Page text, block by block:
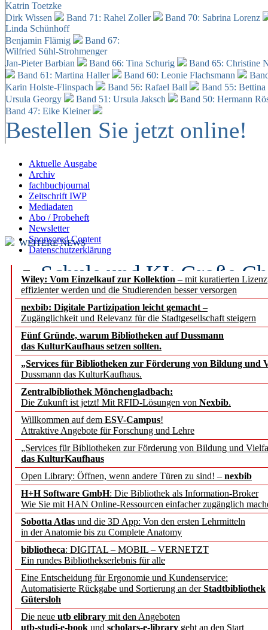
Katrin Toetzke
Dirk Wissen
Band 71: Rahel Zoller
Band 70: Sabrina Lorenz
Linda Schünhoff
Benjamin Flämig
Band 67:
Wilfried Sühl-Strohmenger
Jan-Pieter Barbian
Band 66: Tina Schurig
Band 65: Christine
Band 61: Martina Haller
Band 60: Leonie Flachsmann
Karin Holste-Flinspach
Band 56: Rafael Ball
Band 55:
Ursula Georgy
Band 51: Ursula Jaksch Band 50: Hermann
Band 47: Eike Kleiner
Bestellen Sie jetzt online!
Aktuelle Ausgabe
Archiv
fachbuchjournal
Zeitschrift IWP
Mediadaten
Abo / Probeheft
Newsletter
Sponsored Content
Datenschutzerklärung
Wiley: Vom Einzelkauf zur Kollektion – mit kuratierten
effizienter werden und die Studierenden besser versorgen
nexbib: Digitale Partizipation leicht gemacht –
Zugänglichkeit und Relevanz für die Stadtgesellschaft steigern
Fünf Gründe, warum Bibliotheken auf Dussmann
das KulturKaufhaus setzen sollten.
„Services für Bibliotheken zur Förderung von Bildung und
Dussmann das KulturKaufhaus.
Zentralbibliothek Mönchengladbach:
Die Zukunft ist jetzt! Mit RFID-Lösungen von Nexbib.
Willkommen auf dem ESV-Campus!
Attraktive Angebote für Forschung und Lehre
„Services für Bibliotheken zur Förderung von Bildung und
das KulturKaufhaus
Open Library: Öffnen, wenn andere Türen zu sind! – nexbib
H+H Software GmbH: Die Bibliothek als Information-Broker
Wie Sie mit HAN Online-Ressourcen einfacher zugänglich
Sobotta Atlas und die 3D App: Von den ersten Lehrmitteln
in der Anatomie bis zu Complete Anatomy
bibliotheca: DIGITAL – MOBIL – VERNETZT
Ein rundes Bibliothekserlebnis für alle
Eine Entscheidung für Ergonomie und Kundenservice:
Automatisierte Rückgabe und Sortierung an derStadtbibliothek
Gütersloh
Die neue utb elibrary mit den Angeboten
utb-studi-e-book und scholars-e-library geht an den Start
WEITERE NEWS
Schule und KI: Große
Voraussetzungen
Erfolgreiches erstes
Segment Research –
angepasst
konstruktiv!
Mohr Siebeck
und die Zeitschrift für
Francke Attempto
EBSCO Information
Recherchefunktionen in
Sorbisches Institut neu
Geschichte und